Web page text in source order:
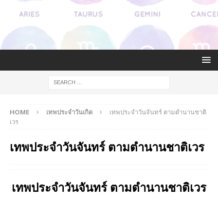
HOME เทพประจำวันเกิด
เทพประจําวันจันทร์ ตามตำนานชาติ
เวร
เทพประจําวันจันทร์ ตามตำนานชาติเวร
เทพประจําวันจันทร์ ตามตำนานชาติเวร